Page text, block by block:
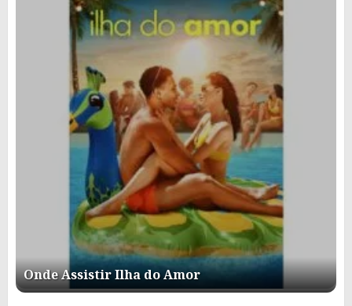
Onde Assistir Ilha do Amor